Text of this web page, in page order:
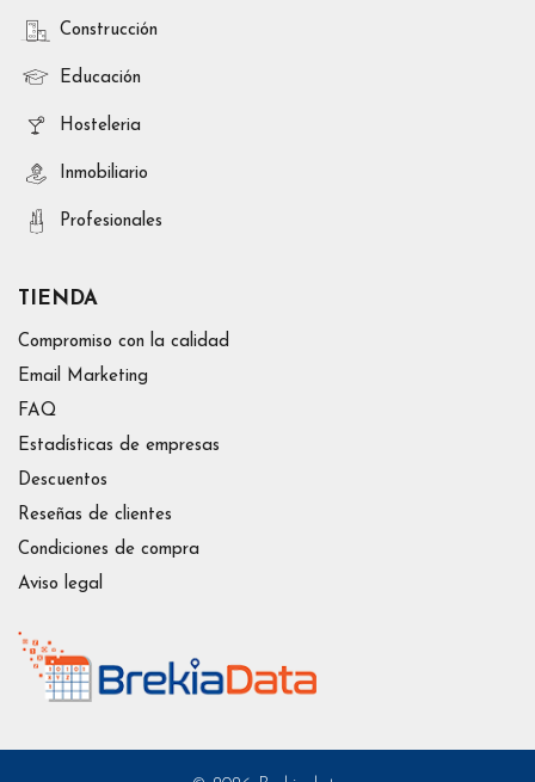
Construcción
Educación
Hosteleria
Inmobiliario
Profesionales
TIENDA
Compromiso con la calidad
Email Marketing
FAQ
Estadísticas de empresas
Descuentos
Reseñas de clientes
Condiciones de compra
Aviso legal